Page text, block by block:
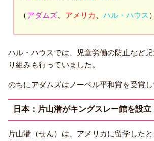
（アダムズ アメリカ ハル・ハウス ）
ハル・ハウスでは、児童労働の防止など
り組みも行っていました。
のちにアダムズはノーベル平和賞を受賞し
日本：片山潜がキングスレー館を設立
片山潜（せん）は、アメリカに留学した